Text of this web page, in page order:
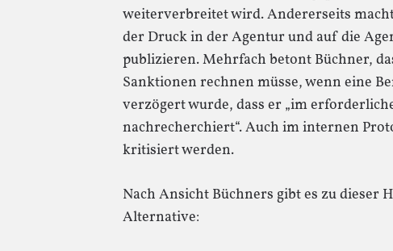
weiterverbreitet wird. Andererseits
der Druck in der Agentur und auf die
publizieren. Mehrfach betont Büchner,
Sanktionen rechnen müsse, wenn eine
verzögert wurde, dass er „im
nachrecherchiert“. Auch im internen
kritisiert werden.
Nach Ansicht Büchners gibt es zu dieser
Alternative: